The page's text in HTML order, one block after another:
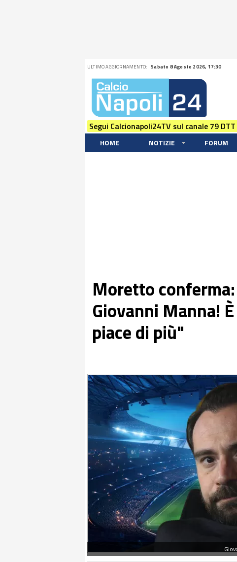
ULTIMO AGGIORNAMENTO: Sabato 8 Agosto 2026, 17:30
Segui Calcionapoli24TV sul canale 79
HOME NOTIZIE FORUM
Moretto
Giovanni Manna!
piace di più"